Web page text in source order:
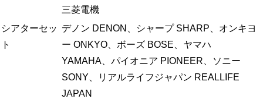
三菱電機
シアターセッ
ト
デノン DENON、シャープ SHARP、オンキヨ
ー ONKYO、ボーズ BOSE、ヤマハ
YAMAHA、パイオニア PIONEER、ソニー
SONY、リアルライフジャパン REALLIFE
JAPAN